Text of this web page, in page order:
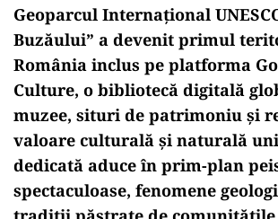
Geoparcul Internațional
Buzăului” a devenit primul
România inclus pe platforma
Culture, o bibliotecă digitală
muzee, situri de patrimoniu și
valoare culturală și naturală
dedicată aduce în prim-plan
spectaculoase, fenomene